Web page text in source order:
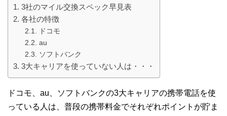
3社のマイル交換スペック早見表
各社の特徴
ドコモ
au
ソフトバンク
3大キャリアを使っていない人は・・・
ドコモ、au、ソフトバンクの3大キャリアの携帯電話を使
っている人は、普段の携帯料金でそれぞれポイントが貯ま